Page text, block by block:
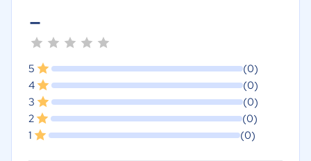
-
5
(0)
4
(0)
3
(0)
2
(0)
1
(0)